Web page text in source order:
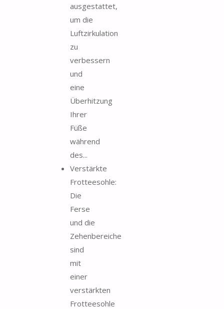
ausgestattet,
um die
Luftzirkulation
zu
verbessern
und
eine
Überhitzung
Ihrer
Füße
während
des...
Verstärkte
Frotteesohle:
Die
Ferse
und die
Zehenbereiche
sind
mit
einer
verstärkten
Frotteesohle